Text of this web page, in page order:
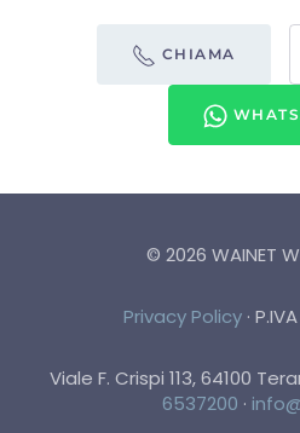
CHIAMA
© 2026 WAINET
Privacy Policy ·
Viale F. Crispi 113, 64100
6537200 ·